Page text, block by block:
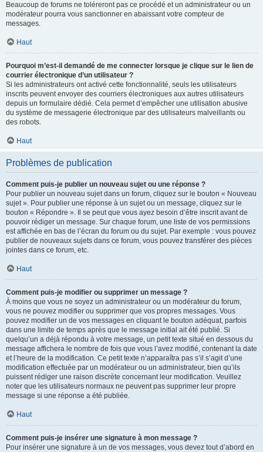
Beaucoup de forums ne toléreront pas ce procédé et un administrateur ou un
modérateur pourra vous sanctionner en abaissant votre compteur de
messages.
Haut
Pourquoi m’est-il demandé de me connecter lorsque je clique sur le lien de
courrier électronique d’un utilisateur ?
Si les administrateurs ont activé cette fonctionnalité, seuls les utilisateurs
inscrits peuvent envoyer des courriers électroniques aux autres utilisateurs
depuis un formulaire dédié. Cela permet d’empêcher une utilisation abusive
du système de messagerie électronique par des utilisateurs malveillants ou
des robots.
Haut
Problèmes de publication
Comment puis-je publier un nouveau sujet ou une réponse ?
Pour publier un nouveau sujet dans un forum, cliquez sur le bouton « Nouveau
sujet ». Pour publier une réponse à un sujet ou un message, cliquez sur le
bouton « Répondre ». Il se peut que vous ayez besoin d’être inscrit avant de
pouvoir rédiger un message. Sur chaque forum, une liste de vos permissions
est affichée en bas de l’écran du forum ou du sujet. Par exemple : vous pouvez
publier de nouveaux sujets dans ce forum, vous pouvez transférer des pièces
jointes dans ce forum, etc.
Haut
Comment puis-je modifier ou supprimer un message ?
À moins que vous ne soyez un administrateur ou un modérateur du forum,
vous ne pouvez modifier ou supprimer que vos propres messages. Vous
pouvez modifier un de vos messages en cliquant le bouton adéquat, parfois
dans une limite de temps après que le message initial ait été publié. Si
quelqu’un a déjà répondu à votre message, un petit texte situé en dessous du
message affichera le nombre de fois que vous l’avez modifié, contenant la date
et l’heure de la modification. Ce petit texte n’apparaîtra pas s’il s’agit d’une
modification effectuée par un modérateur ou un administrateur, bien qu’ils
puissent rédiger une raison discrète concernant leur modification. Veuillez
noter que les utilisateurs normaux ne peuvent pas supprimer leur propre
message si une réponse a été publiée.
Haut
Comment puis-je insérer une signature à mon message ?
Pour insérer une signature à un de vos messages, vous devez tout d’abord en